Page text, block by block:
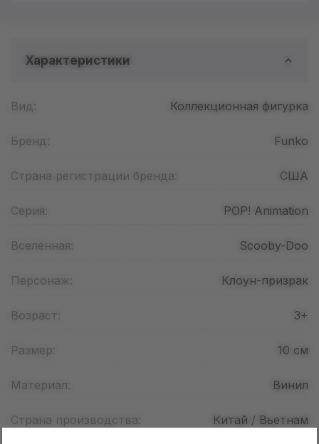
Характеристики
Вид: Коллекционная фигурка
Бренд: Funko
Страна регистрации бренда: США
Серия: POP! Animation
Вселенная: Scooby-Doo
Персонаж: Клоун-призрак
Возраст: 3+
Размер: 10 см
Материал: Винил
Страна производства: Китай / Вьетнам